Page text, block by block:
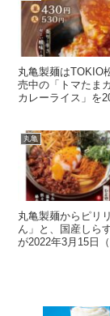
丸亀製麺はTOKIO
売中の「トマたま
カレーライス」を
丸亀
丸亀製麺からピリ
ん」と、国産しら
が2022年3月15日